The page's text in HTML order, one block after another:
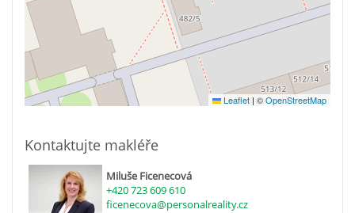
Leaflet |©OpenStreetMap
Kontaktujte makléře
Miluše Ficenecová
+420 723 609 610
ficenecova@personalreality.cz